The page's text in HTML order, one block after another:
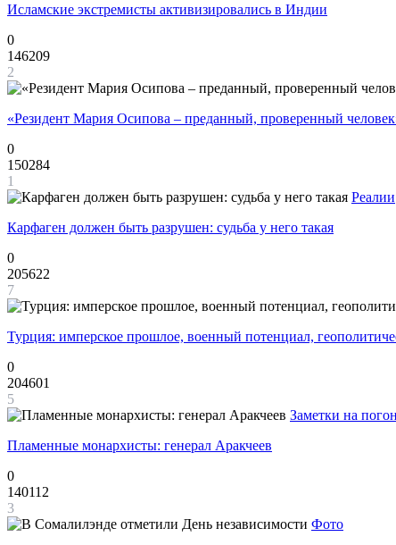
Исламские экстремисты активизировались в Индии
0
146209
2
«Резидент Мария Осипова – преданный, проверенный
0
150284
1
Реалии
Карфаген должен быть разрушен: судьба у него такая
0
205622
7
Турция: имперское прошлое, военный потенциал,
0
204601
5
Заметки на
Пламенные монархисты: генерал Аракчеев
0
140112
3
Фото